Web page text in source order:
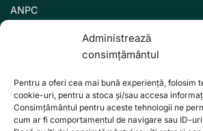
Administrează
consimțământul
Pentru a oferi cea mai bună experiență, folosim
cookie-uri, pentru a stoca și/sau accesa
Consimțământul pentru aceste tehnologii ne
cum ar fi comportamentul de navigare sau ID-
ANPC